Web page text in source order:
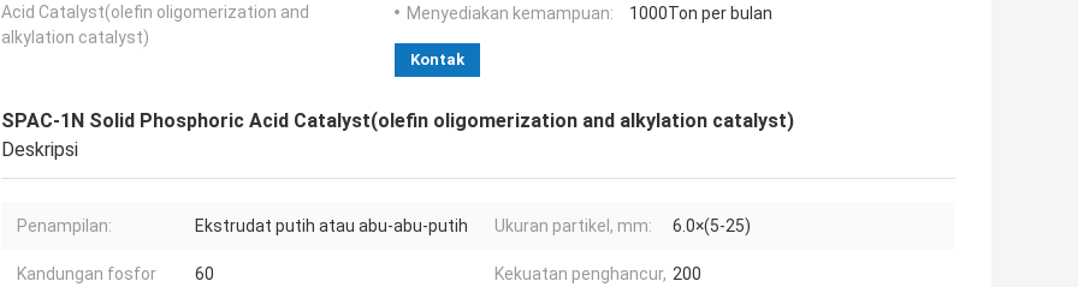
Acid Catalyst(olefin oligomerization and
alkylation catalyst)
Menyediakan kemampuan:
1000Ton per bulan
Kontak
SPAC-1N Solid Phosphoric Acid Catalyst(olefin oligomerization and alkylation catalyst)
Deskripsi
Penampilan: Ekstrudat putih atau abu-abu-putih Ukuran partikel, mm: 6.0×(5-25)
Kandungan fosfor
60
Kekuatan penghancur, 200